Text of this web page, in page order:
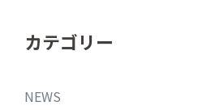
カテゴリー
NEWS